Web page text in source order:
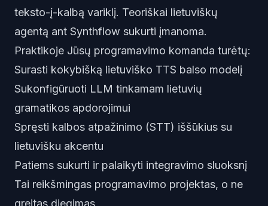
teksto-į-kalbą variklį. Teoriškai lietuviškų
agentą ant Synthflow sukurti įmanoma.
Praktikoje Jūsų programavimo komanda turėtų:
Surasti kokybišką lietuviško TTS balso modelį
Sukonfigūruoti LLM tinkamam lietuvių
gramatikos apdorojimui
Spręsti kalbos atpažinimo (STT) iššūkius su
lietuvišku akcentu
Patiems sukurti ir palaikyti integravimo sluoksnį
Tai reikšmingas programavimo projektas, o ne
greitas diegimas.